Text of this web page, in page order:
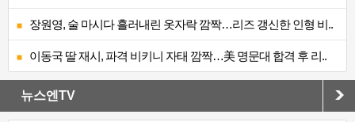
장원영, 술 마시다 흘러내린 옷자락 깜짝…리즈 갱신한 인형 비..
이동국 딸 재시, 파격 비키니 자태 깜짝…美 명문대 합격 후 리..
뉴스엔TV